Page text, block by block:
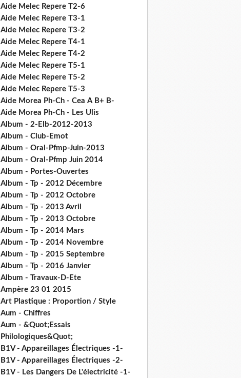
Aide Melec Repere T2-6
Aide Melec Repere T3-1
Aide Melec Repere T3-2
Aide Melec Repere T4-1
Aide Melec Repere T4-2
Aide Melec Repere T5-1
Aide Melec Repere T5-2
Aide Melec Repere T5-3
Aide Morea Ph-Ch - Cea Α Β+ Β-
Aide Morea Ph-Ch - Les Ulis
Album - 2-Elb-2012-2013
Album - Club-Emot
Album - Oral-Pfmp-Juin-2013
Album - Oral-Pfmp Juin 2014
Album - Portes-Ouvertes
Album - Tp - 2012 Décembre
Album - Tp - 2012 Octobre
Album - Tp - 2013 Avril
Album - Tp - 2013 Octobre
Album - Tp - 2014 Mars
Album - Tp - 2014 Novembre
Album - Tp - 2015 Septembre
Album - Tp - 2016 Janvier
Album - Travaux-D-Ete
Ampère 23 01 2015
Art Plastique : Proportion / Style
Aum - Chiffres
Aum - &Quot;Essais
Philologiques&Quot;
B1V - Appareillages Électriques -1-
B1V - Appareillages Électriques -2-
B1V - Les Dangers De L'électricité -1-